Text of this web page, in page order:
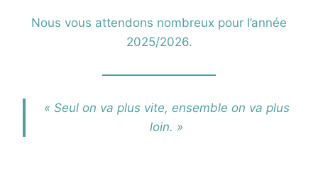
Nous vous attendons nombreux pour l’année
2025/2026.
« Seul on va plus vite, ensemble on va plus
loin. »